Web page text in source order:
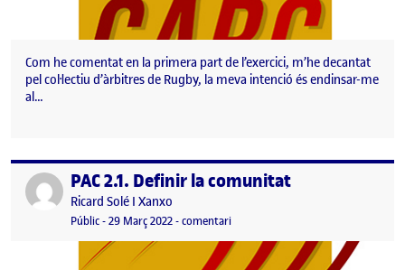
Com he comentat en la primera part de l’exercici, m’he decantat
pel col·lectiu d’àrbitres de Rugby, la meva intenció és endinsar-me
al…
Publicat perPAC 2.1. Definir la comunitat
Publicat per
Ricard Solé I Xanxo
Visibilitat:
Públic-Data de publicació
29 Març 202230 març, 2022 8:33 am
-comentariel PAC 2.1. Definir la comunitat